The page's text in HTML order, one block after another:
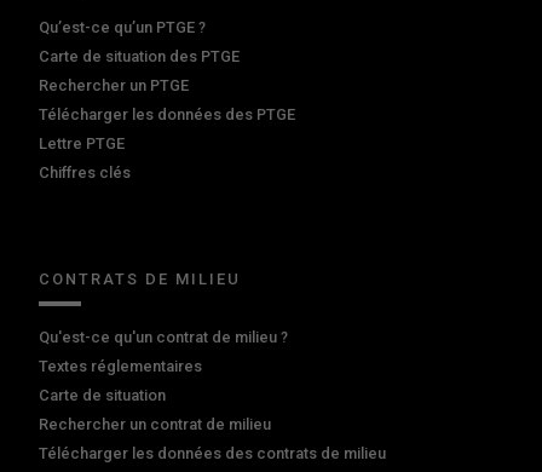
Qu’est-ce qu’un PTGE ?
Carte de situation des PTGE
Rechercher un PTGE
Télécharger les données des PTGE
Lettre PTGE
Chiffres clés
CONTRATS DE MILIEU
Qu'est-ce qu'un contrat de milieu ?
Textes réglementaires
Carte de situation
Rechercher un contrat de milieu
Télécharger les données des contrats de milieu